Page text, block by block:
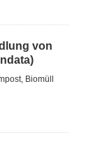
von
Biomüll